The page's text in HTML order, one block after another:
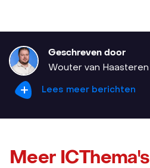
Geschreven door
Wouter van Haasteren
Lees meer berichten
Meer ICThema's